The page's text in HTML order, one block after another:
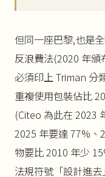
但同一座巴黎,也是
反浪費法(2020 年
必須印上 Triman 分
重複使用包裝佔比
(Citeo 為此在 2023
2025 年要達 77%、
物要比 2010 年少
法規符號「設計進去